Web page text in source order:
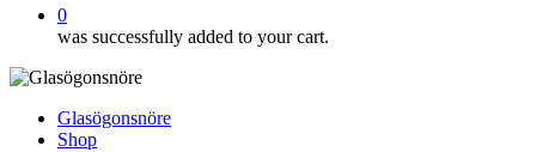
0
was successfully added to your cart.
Glasögonsnöre
Shop